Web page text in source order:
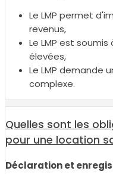
Le LMP permet
revenus,
Le LMP est
élevées,
Le LMP demande
complexe.
Quelles sont les
pour une location
Déclaration et